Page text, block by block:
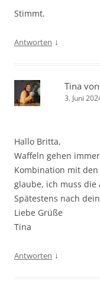
Stimmt.
Antworten ↓
Tina
3. Juni
Hallo Britta,
Waffeln gehen
Kombination mit
glaube, ich muss
Spätestens nach
Liebe Grüße
Tina
Antworten ↓